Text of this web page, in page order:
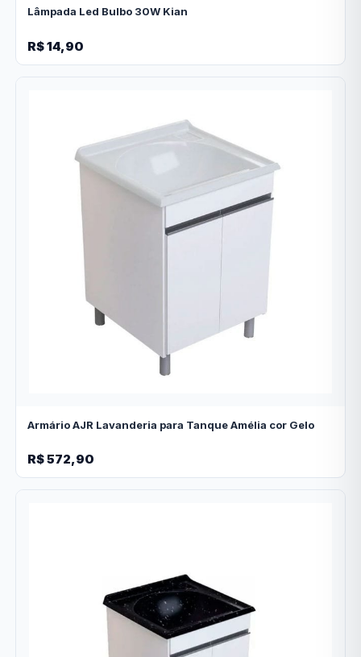
Lâmpada Led Bulbo 30W Kian
R$ 14,90
Armário AJR Lavanderia para Tanque Amélia cor Gelo
R$ 572,90